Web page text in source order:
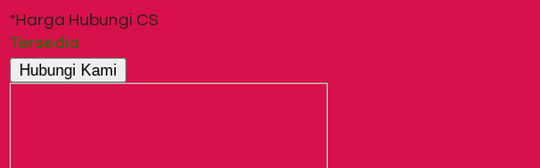
*Harga Hubungi CS
Tersedia
Hubungi Kami